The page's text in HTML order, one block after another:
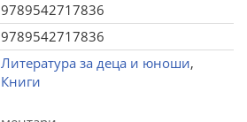
9789542717836
9789542717836
Литература за деца и юноши,
Книги